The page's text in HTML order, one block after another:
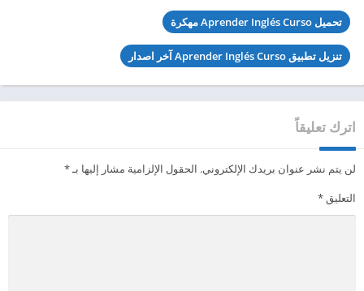
تحميل Aprender Inglés Curso مهكرة
تنزيل تطبيق Aprender Inglés Curso آخر اصدار
اترك تعليقاً
لن يتم نشر عنوان بريدك الإلكتروني. الحقول الإلزامية مشار إليها بـ*
التعليق*